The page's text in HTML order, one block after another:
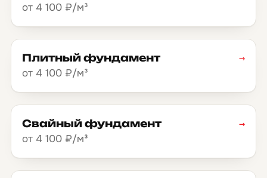
от 4 100 ₽/м³
Плитный фундамент
от 4 100 ₽/м³
→
Свайный фундамент
от 4 100 ₽/м³
→